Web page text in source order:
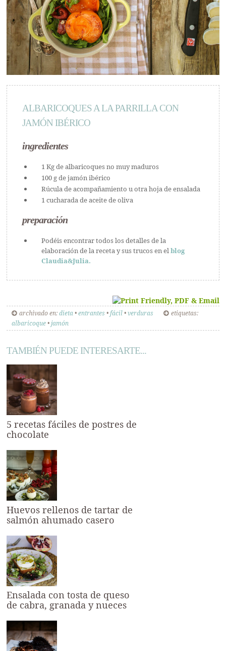
ALBARICOQUES A LA PARRILLA CON
JAMÓN IBÉRICO
ingredientes
1 Kg de albaricoques no muy maduros
100 g de jamón ibérico
Rúcula de acompañamiento u otra hoja de ensalada
1 cucharada de aceite de oliva
preparación
Podéis encontrar todos los detalles de la
elaboración de la receta y sus trucos en elblog
Claudia&Julia.
archivado en:dieta•entrantes •fácil•verduras
etiquetas:
albaricoque•jamón
TAMBIÉN PUEDE INTERESARTE...
5 recetas fáciles de postres de
chocolate
Huevos rellenos de tartar de
salmón ahumado casero
Ensalada con tosta de queso
de cabra, granada y nueces